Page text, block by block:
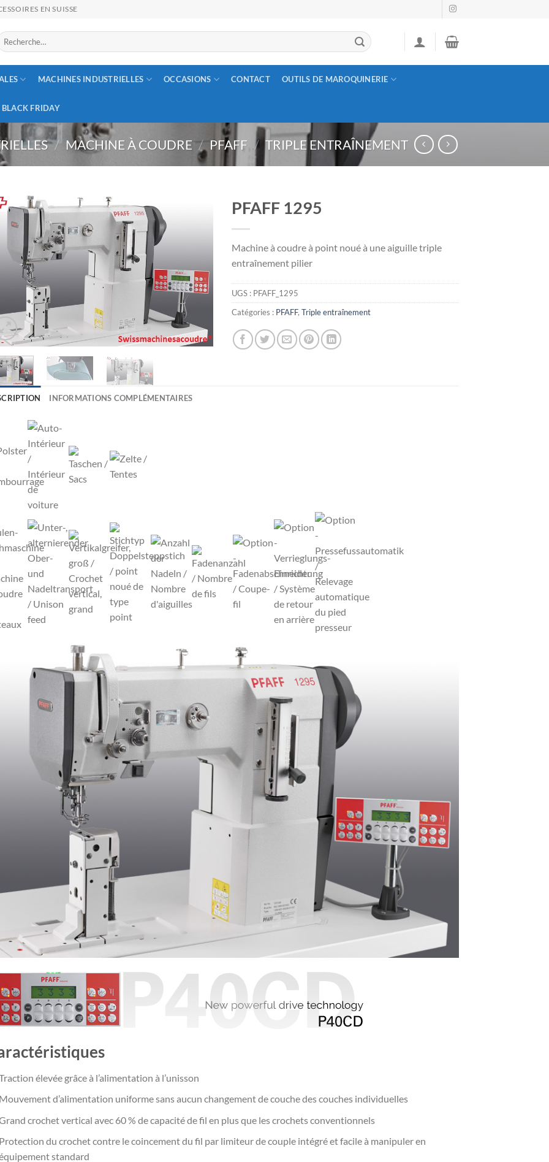
EN SUISSE
:
MACHINES INDUSTRIELLES OCCASIONS CONTACT OUTILS DE MAROQUINERIE
BLACK FRIDAY
/ MACHINE À COUDRE / PFAFF / TRIPLE ENTRAÎNEMENT
PFAFF 1295
Machine à coudre à point noué à une aiguille triple
entraînement pilier
UGS : PFAFF_1295
Catégories : PFAFF,Triple entraînement
INFORMATIONS COMPLÉMENTAIRES
élevée grâce à l’alimentation à l’unisson
d’alimentation uniforme sans aucun changement de couche des couches individuelles
crochet vertical avec 60 % de capacité de fil en plus que les crochets conventionnels
du crochet contre le coincement du fil par limiteur de couple intégré et facile à manipuler en
standard